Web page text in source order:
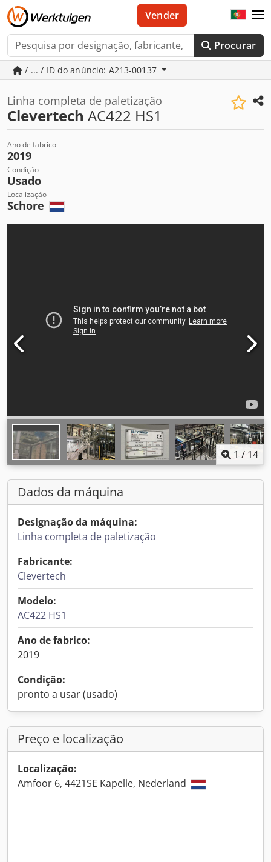
Procurar
Vender
/ ... / ID do anúncio: A213-00137
Linha completa de paletização
Clevertech AC422 HS1
Ano de fabrico
2019
Condição
Usado
Localização
Schore
1 / 14
Dados da máquina
Designação da máquina:
Linha completa de paletização
Fabricante:
Clevertech
Modelo:
AC422 HS1
Ano de fabrico:
2019
Condição:
pronto a usar (usado)
Preço e localização
Localização:
Amfoor 6, 4421SE Kapelle, Nederland